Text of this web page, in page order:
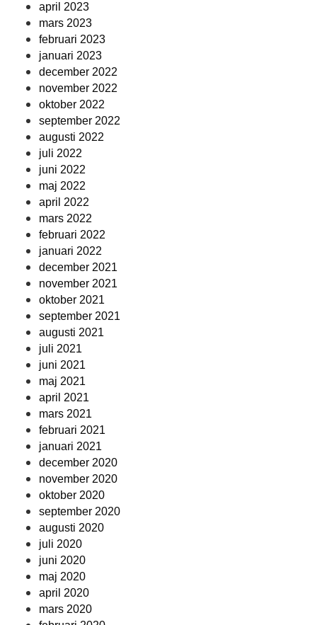
april 2023
mars 2023
februari 2023
januari 2023
december 2022
november 2022
oktober 2022
september 2022
augusti 2022
juli 2022
juni 2022
maj 2022
april 2022
mars 2022
februari 2022
januari 2022
december 2021
november 2021
oktober 2021
september 2021
augusti 2021
juli 2021
juni 2021
maj 2021
april 2021
mars 2021
februari 2021
januari 2021
december 2020
november 2020
oktober 2020
september 2020
augusti 2020
juli 2020
juni 2020
maj 2020
april 2020
mars 2020